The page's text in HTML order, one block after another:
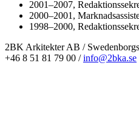
2001–2007,
2000–2001,
1998–2000,
2BK Arkitekter AB /
+46 8 51 81 79 00 /info@2bka.se